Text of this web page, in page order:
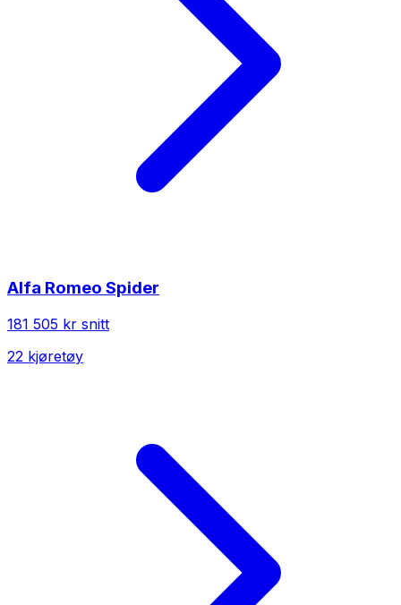
Alfa Romeo Spider
181 505 kr snitt
22 kjøretøy